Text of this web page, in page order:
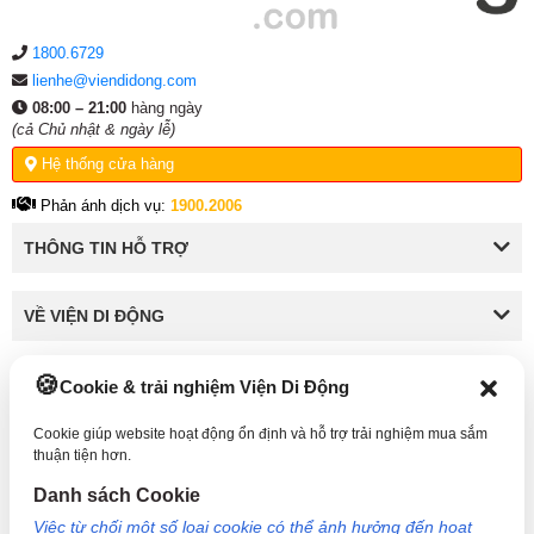
Cookie & trải nghiệm Viện Di Động
Cookie giúp website hoạt động ổn định và hỗ trợ trải nghiệm mua sắm
thuận tiện hơn.
Danh sách Cookie
Việc từ chối một số loại cookie có thể ảnh hưởng đến hoạt
GPS, GLONASS, GALILEO, BDS
Mạng di động
Bluetooth
v5.3
Cổng kết nối / Sạc
Thông tin Pin - Sạc
Dung lượng pin
3700 mAh
Thông tin khác
1800.6729
lienhe@viendidong.com
08:00 – 21:00 hàng ngày
(cả Chủ nhật & ngày lễ)
Hệ thống cửa hàng
Phản ánh dịch vụ: 1900.2006
THÔNG TIN HỖ TRỢ
VỀ VIỆN DI ĐỘNG
KẾT NỐI VỚI VIỆN DI ĐỘNG